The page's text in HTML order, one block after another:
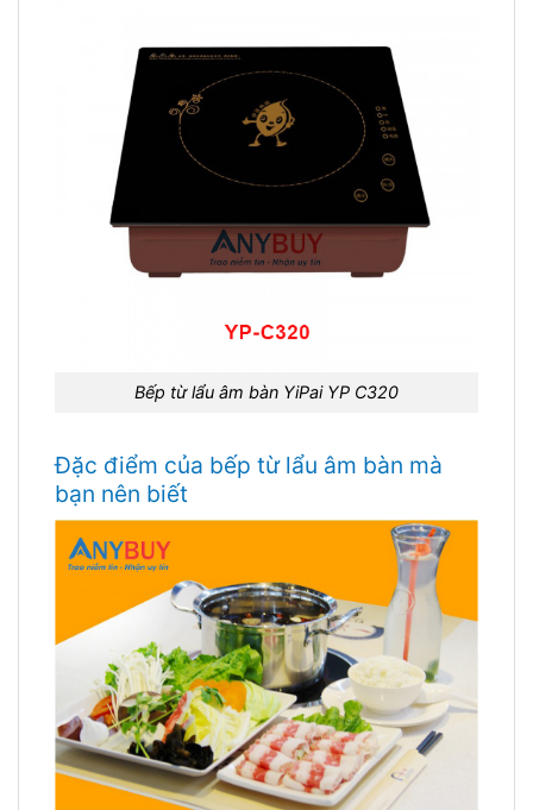
Bếp từ lẩu âm bàn YiPai YP C320
Đặc điểm của bếp từ lẩu âm bàn mà
bạn nên biết